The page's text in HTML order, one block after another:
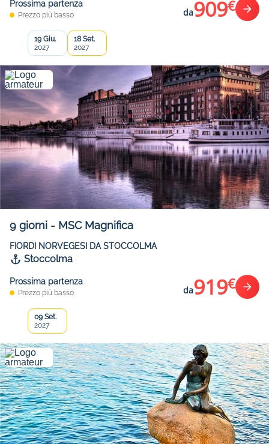
Prossima partenza
Prezzo più basso da909€
19 Giu.
2027
18 Set.
2027
9 giorni - MSC Magnifica
FIORDI NORVEGESI DA STOCCOLMA
Stoccolma
Prossima partenza
Prezzo più basso da919€
09 Set.
2027